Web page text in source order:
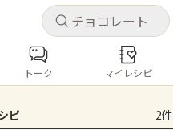
キャ
ピを保存できます
キャ
コンテンツ
トーク マイレシピ
ピ 2件